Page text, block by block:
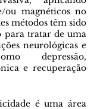
ou magnéticos no
métodos têm sido
para tratar de uma
neurológicas e
depressão,
e recuperação